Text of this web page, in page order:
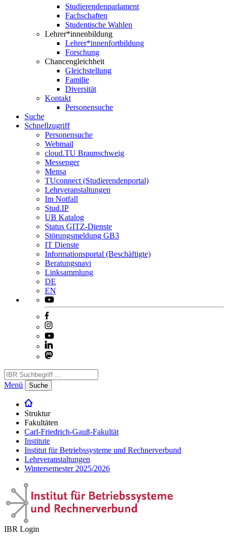
Studierendenparlament
Fachschaften
Studentische Wahlen
Lehrer*innenbildung
Lehrer*innenfortbildung
Forschung
Chancengleichheit
Gleichstellung
Familie
Diversität
Kontakt
Personensuche
Suche
Schnellzugriff
Personensuche
Webmail
cloud.TU Braunschweig
Messenger
Mensa
TUconnect (Studierendenportal)
Lehrveranstaltungen
Im Notfall
Stud.IP
UB Katalog
Status GITZ-Dienste
Störungsmeldung GB3
IT Dienste
Informationsportal (Beschäftigte)
Beratungsnavi
Linksammlung
DE
EN
Menü Suche
Struktur
Fakultäten
Carl-Friedrich-Gauß-Fakultät
Institute
Institut für Betriebssysteme und Rechnerverbund
Lehrveranstaltungen
Wintersemester 2025/2026
IBR Login